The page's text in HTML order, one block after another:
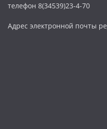
телефон 8(34539)23-4-70
Адрес электронной почты